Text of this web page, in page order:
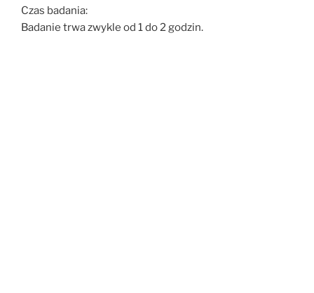
Czas badania:
Badanie trwa zwykle od 1 do 2 godzin.